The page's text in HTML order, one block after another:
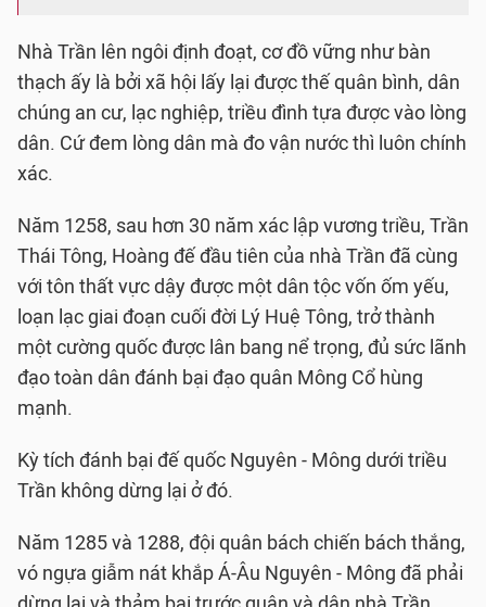
Nhà Trần lên ngôi định đoạt, cơ đồ vững như bàn
thạch ấy là bởi xã hội lấy lại được thế quân bình, dân
chúng an cư, lạc nghiệp, triều đình tựa được vào lòng
dân. Cứ đem lòng dân mà đo vận nước thì luôn chính
xác.
Năm 1258, sau hơn 30 năm xác lập vương triều, Trần
Thái Tông, Hoàng đế đầu tiên của nhà Trần đã cùng
với tôn thất vực dậy được một dân tộc vốn ốm yếu,
loạn lạc giai đoạn cuối đời Lý Huệ Tông, trở thành
một cường quốc được lân bang nể trọng, đủ sức lãnh
đạo toàn dân đánh bại đạo quân Mông Cổ hùng
mạnh.
Kỳ tích đánh bại đế quốc Nguyên - Mông dưới triều
Trần không dừng lại ở đó.
Năm 1285 và 1288, đội quân bách chiến bách thắng,
vó ngựa giẫm nát khắp Á-Âu Nguyên - Mông đã phải